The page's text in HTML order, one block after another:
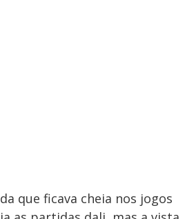
que ficava cheia nos jogos